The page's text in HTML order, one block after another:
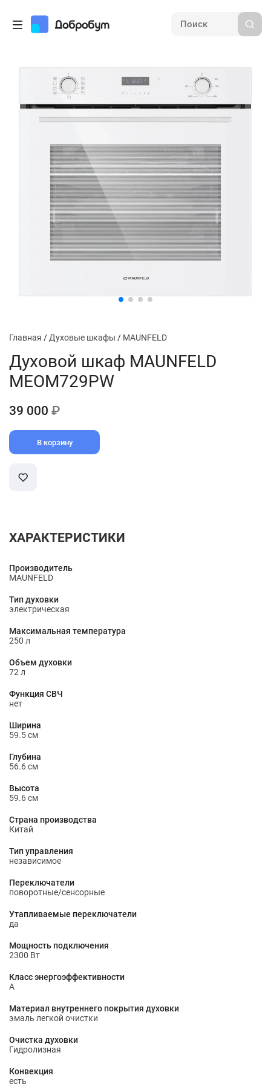
Главная / Духовые шкафы / MAUNFELD
Духовой шкаф MAUNFELD
MEOM729PW
39 000 ₽
В корзину
ХАРАКТЕРИСТИКИ
Производитель
MAUNFELD
Тип духовки
электрическая
Максимальная температура
250 л
Объем духовки
72 л
Функция СВЧ
нет
Ширина
59.5 см
Глубина
56.6 см
Высота
59.6 см
Страна производства
Китай
Тип управления
независимое
Переключатели
поворотные/сенсорные
Утапливаемые переключатели
да
Мощность подключения
2300 Вт
Класс энергоэффективности
A
Материал внутреннего покрытия духовки
эмаль легкой очистки
Очистка духовки
Гидролизная
Конвекция
есть